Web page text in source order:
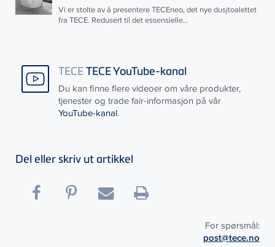
Vi er stolte av å presentereTECEneo, det nye dusjtoalettet
fra TECE. Redusert til det essensielle...
TECETECE YouTube-kanal
Du kan finne flere videoer om våre produkter,
tjenester og trade fair-informasjon på vår
YouTube-kanal.
Del eller skriv ut artikkel
For spørsmål:
post@tece.no